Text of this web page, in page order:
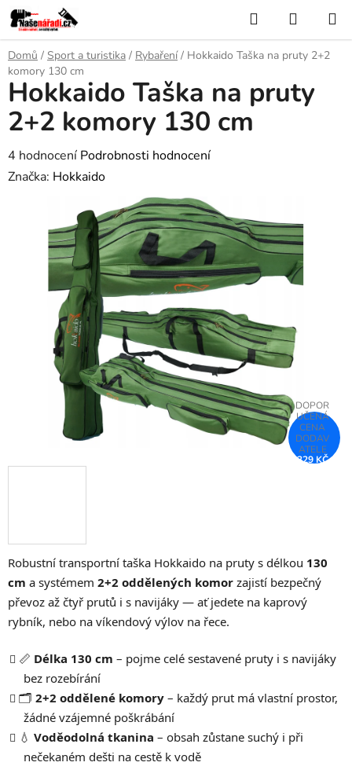
Přejít
na
obsah
Hledat
KOŠÍK
Domů / Sport a turistika / Rybaření / Hokkaido Taška na pruty 2+2
komory 130 cm
Robustní transportní taška Hokkaido na pruty s délkou 130
cm a systémem 2+2 oddělených komor zajistí bezpečný
převoz až čtyř prutů i s navijáky — ať jedete na kaprový
rybník, nebo na víkendový výlov na řece.
📏 Délka 130 cm – pojme celé sestavené pruty i s navijáky
bez rozebírání
🗂️ 2+2 oddělené komory – každý prut má vlastní prostor,
žádné vzájemné poškrábání
💧 Voděodolná tkanina – obsah zůstane suchý i při
nečekaném dešti na cestě k vodě
Hokkaido Taška na pruty
2+2 komory 130 cm
Průměrné
hodnocení
hvězdiček.
4 hodnocení Podrobnosti hodnocení
Značka: Hokkaido
329 KČ